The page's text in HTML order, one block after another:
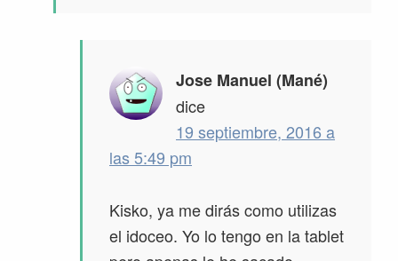
Jose Manuel (Mané)
dice
19 septiembre, 2016 a
las 5:49 pm
Kisko, ya me dirás como utilizas
el idoceo. Yo lo tengo en la tablet